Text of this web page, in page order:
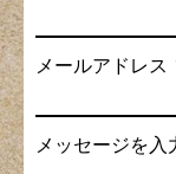
メールアドレス
メッセージを入